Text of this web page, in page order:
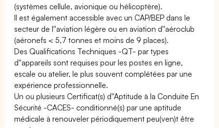
(systèmes cellule, avionique ou hélicoptère).
Il est également accessible avec un CAP/BEP dans le
secteur de l''aviation légère ou en aviation d''aéroclub
(aéronefs < 5,7 tonnes et moins de 9 places).
Des Qualifications Techniques -QT- par types
d''appareils sont requises pour les postes en ligne,
escale ou atelier, le plus souvent complétées par une
expérience professionnelle.
Un ou plusieurs Certificat(s) d''Aptitude à la Conduite En
Sécurité -CACES- conditionné(s) par une aptitude
médicale à renouveler périodiquement peu(ven)t être